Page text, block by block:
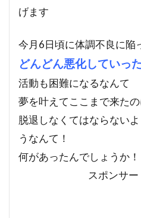
げます
今月6日頃に体調不良に陥
どんどん悪化していっ
活動も困難になるなんて
夢を叶えてここまで来たの
脱退しなくてはならない
うなんて！
何があったんでしょうか！
スポンサ